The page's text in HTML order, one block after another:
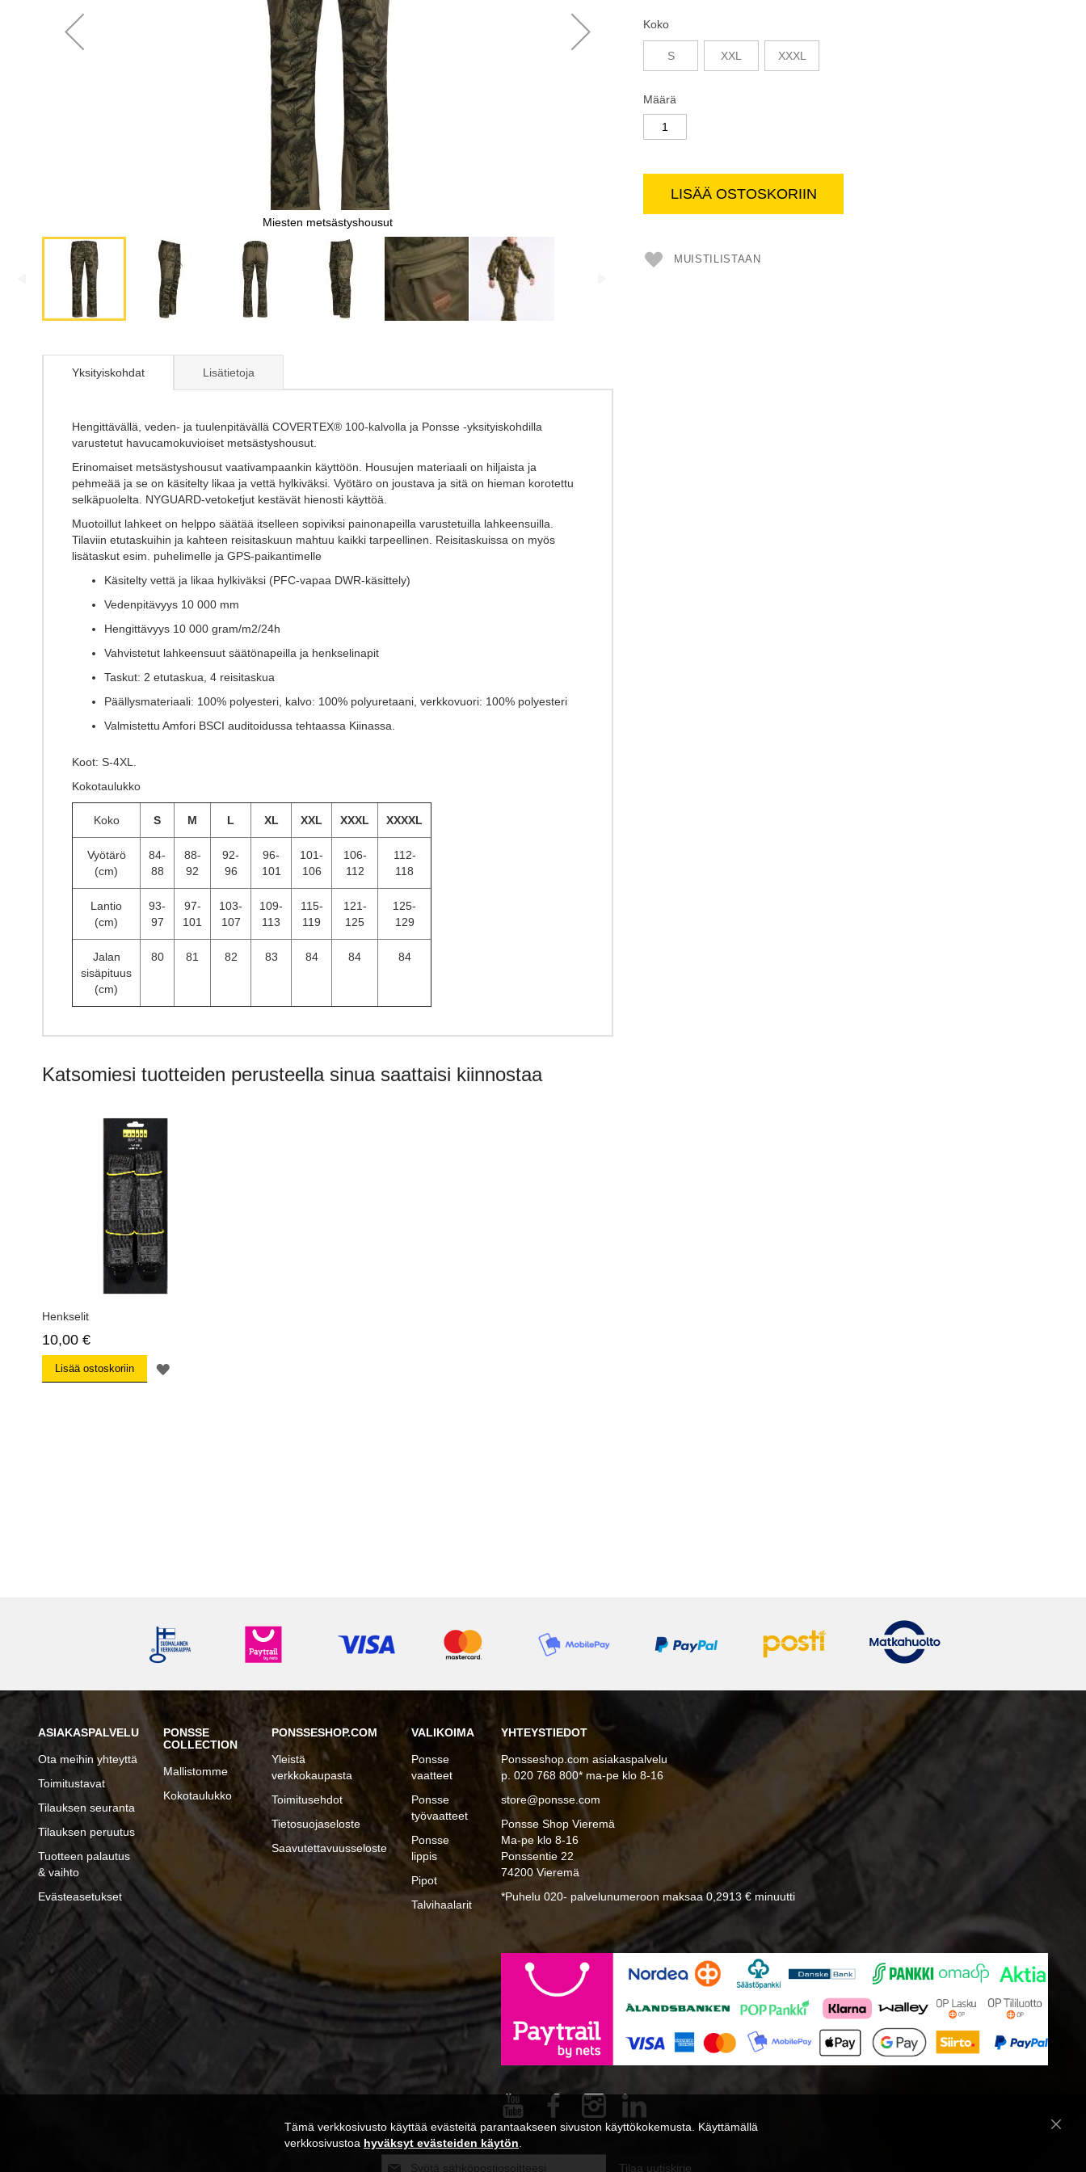
Koko
S XXL XXXL
Määrä
LISÄÄ OSTOSKORIIN
MUISTILISTAAN
Miesten metsästyshousut
beginning
images
gallery
Yksityiskohdat
Hengittävällä, veden- ja tuulenpitävällä COVERTEX® 100-kalvolla ja Ponsse -yksityiskohdilla
varustetut havucamokuvioiset metsästyshousut.
Erinomaiset metsästyshousut vaativampaankin käyttöön. Housujen materiaali on hiljaista ja
pehmeää ja se on käsitelty likaa ja vettä hylkiväksi. Vyötäro on joustava ja sitä on hieman korotettu
selkäpuolelta. NYGUARD-vetoketjut kestävät hienosti käyttöä.
Muotoillut lahkeet on helppo säätää itselleen sopiviksi painonapeilla varustetuilla lahkeensuilla.
Tilaviin etutaskuihin ja kahteen reisitaskuun mahtuu kaikki tarpeellinen. Reisitaskuissa on myös
lisätaskut esim. puhelimelle ja GPS-paikantimelle
Käsitelty vettä ja likaa hylkiväksi (PFC-vapaa DWR-käsittely)
Vedenpitävyys 10 000 mm
Hengittävyys 10 000 gram/m2/24h
Vahvistetut lahkeensuut säätönapeilla ja henkselinapit
Taskut: 2 etutaskua, 4 reisitaskua
Päällysmateriaali: 100% polyesteri, kalvo: 100% polyuretaani, verkkovuori: 100% polyesteri
Valmistettu Amfori BSCI auditoidussa tehtaassa Kiinassa.
Koot: S-4XL.
Kokotaulukko
Koko S M L XL XXL XXXL XXXXL
Vyötärö
(cm)
84-
88
88-
92
92-
96
96-
101
101-
106
106-
112
112-
118
Lantio
(cm)
93-
97
97-
101
103-
107
109-
113
115-
119
121-
125
125-
129
Jalan
sisäpituus
(cm)
80 81 82 83 84 84 84
Lisätietoja
Katsomiesi tuotteiden perusteella sinua saattaisi kiinnostaa
Henkselit
10,00 €
Lisää ostoskoriin MUISTILISTAAN
ASIAKASPALVELU
Ota meihin yhteyttä
Toimitustavat
Tilauksen seuranta
Tilauksen peruutus
Tuotteen palautus
& vaihto
Evästeasetukset
PONSSE
COLLECTION
Mallistomme
Kokotaulukko
PONSSESHOP.COM
Yleistä
verkkokaupasta
Toimitusehdot
Tietosuojaseloste
Saavutettavuusseloste
VALIKOIMA
Ponsse
vaatteet
Ponsse
työvaatteet
Ponsse
lippis
Pipot
Talvihaalarit
YHTEYSTIEDOT
Ponsseshop.com asiakaspalvelu
p. 020 768 800* ma-pe klo 8-16
store@ponsse.com
Ponsse Shop Vieremä
Ma-pe klo 8-16
Ponssentie 22
74200 Vieremä
*Puhelu 020- palvelunumeroon maksaa 0,2913 € minuutti
Tilaa
Tilaa uutiskirje
Tämä verkkosivusto käyttää evästeitä parantaakseen sivuston käyttökokemusta. Käyttämällä
verkkosivustoa hyväksyt evästeiden käytön